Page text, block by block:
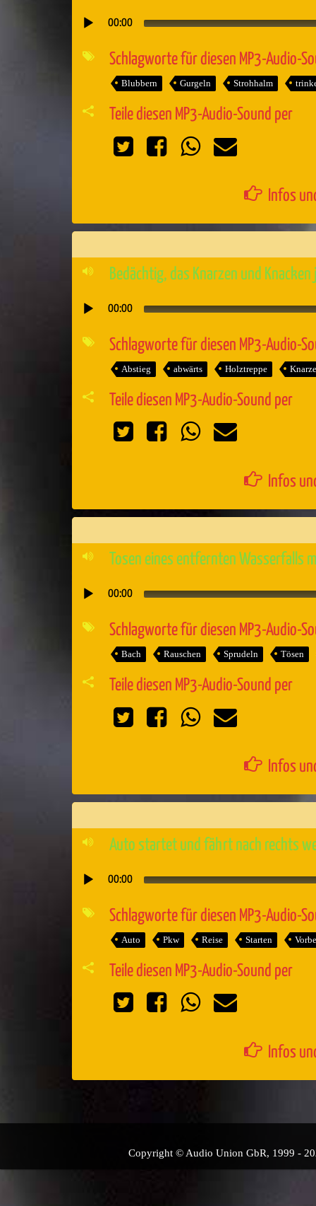
Audio-
Player
00:00
Schlagworte für diesen MP3-Audio-
Blubbern Gurgeln Strohhalm
Teile diesen MP3-Audio-Sound per
Infos
Bedächtig, das Knarzen und
Audio-
Player
00:00
Schlagworte für diesen MP3-Audio-
Abstieg abwärts Holztreppe
Teile diesen MP3-Audio-Sound per
Infos
Tosen eines entfernten Wasserfalls
Audio-
Player
00:00
Schlagworte für diesen MP3-Audio-
Bach Rauschen Sprudeln Tösen
Teile diesen MP3-Audio-Sound per
Infos
Auto startet und fährt nach rechts
Audio-
Player
00:00
Schlagworte für diesen MP3-Audio-
Auto Pkw Reise Starten
Teile diesen MP3-Audio-Sound per
Infos
Copyright © Audio Union GbR, 1999 -